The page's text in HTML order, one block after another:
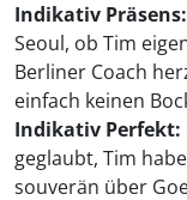
Indikativ Präsens:
Seoul, ob Tim
Berliner Coach
einfach keinen
Indikativ Perfekt:
geglaubt, Tim
souverän über